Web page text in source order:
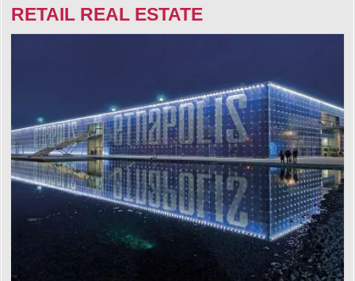
RETAIL REAL ESTATE